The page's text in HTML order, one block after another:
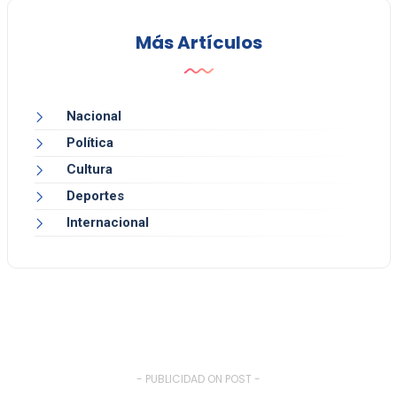
Más Artículos
Nacional
Política
Cultura
Deportes
Internacional
- PUBLICIDAD ON POST -